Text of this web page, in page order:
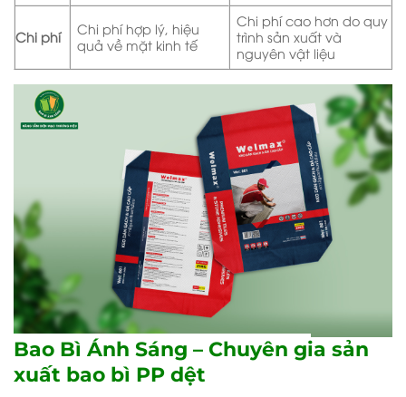
Chi phí
Chi phí hợp lý, hiệu
quả về mặt kinh tế
Chi phí cao hơn do quy
trình sản xuất và
nguyên vật liệu
Bao Bì Ánh Sáng – Chuyên gia sản
xuất bao bì PP dệt